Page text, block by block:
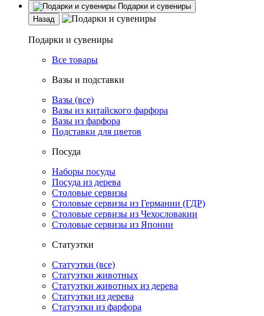
Подарки и сувениры
Назад
Подарки и сувениры
Все товары
Вазы и подставки
Вазы (все)
Вазы из китайского фарфора
Вазы из фарфора
Подставки для цветов
Посуда
Наборы посуды
Посуда из дерева
Столовые сервизы
Столовые сервизы из Германии (ГДР)
Столовые сервизы из Чехословакии
Столовые сервизы из Японии
Статуэтки
Статуэтки (все)
Статуэтки животных
Статуэтки животных из дерева
Статуэтки из дерева
Статуэтки из фарфора